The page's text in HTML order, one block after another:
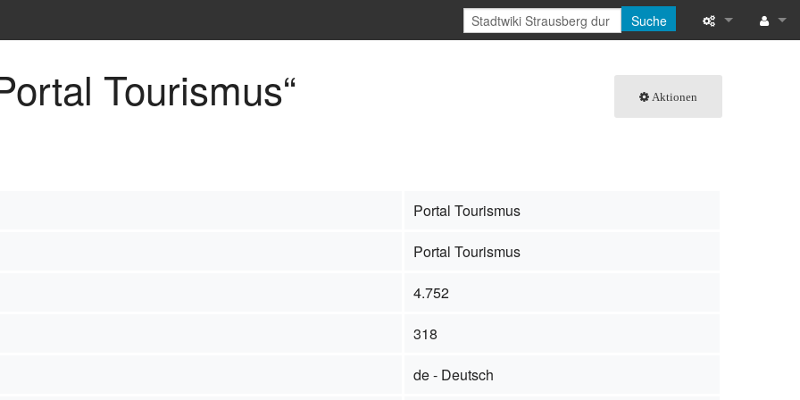
Suche
Aktionen
Tourismus“
Portal Tourismus
Portal Tourismus
4.752
318
de - Deutsch